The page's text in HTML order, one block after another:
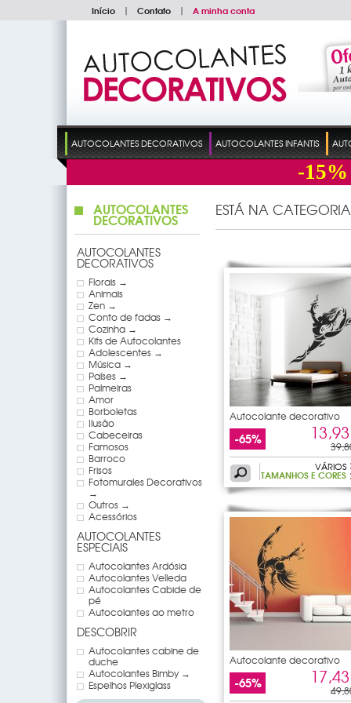
Início | Contato | A minha conta
AUTOCOLANTES DECORATIVOS AUTOCOLANTES INFANTIS
-15%
AUTOCOLANTES
DECORATIVOS
AUTOCOLANTES
DECORATIVOS
Florais →
Animais
Zen →
Conto de fadas →
Cozinha →
Kits de Autocolantes
Adolescentes →
Música →
Países →
Palmeiras
Amor
Borboletas
Ilusão
Cabeceiras
Famosos
Barroco
Frisos
Fotomurales Decorativos
→
Outros →
Acessórios
AUTOCOLANTES
ESPECIAIS
Autocolantes Ardósia
Autocolantes Velleda
Autocolantes Cabide de
pé
Autocolantes ao metro
DESCOBRIR
Autocolantes cabine de
duche
Autocolantes Bimby →
Espelhos Plexiglass
ESTÁ NA
Autocolante decorativo
dancers
-65%
VÁRIOS
TAMANHOS E CORES
Autocolante decorativo
dancers
-65%